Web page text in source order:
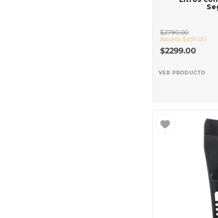
$2790.00
Ahorra $491.00
$2299.00
VER PRODUCTO